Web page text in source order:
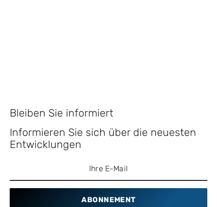
Bleiben Sie informiert
Informieren Sie sich über die neuesten
Entwicklungen
ABONNEMENT